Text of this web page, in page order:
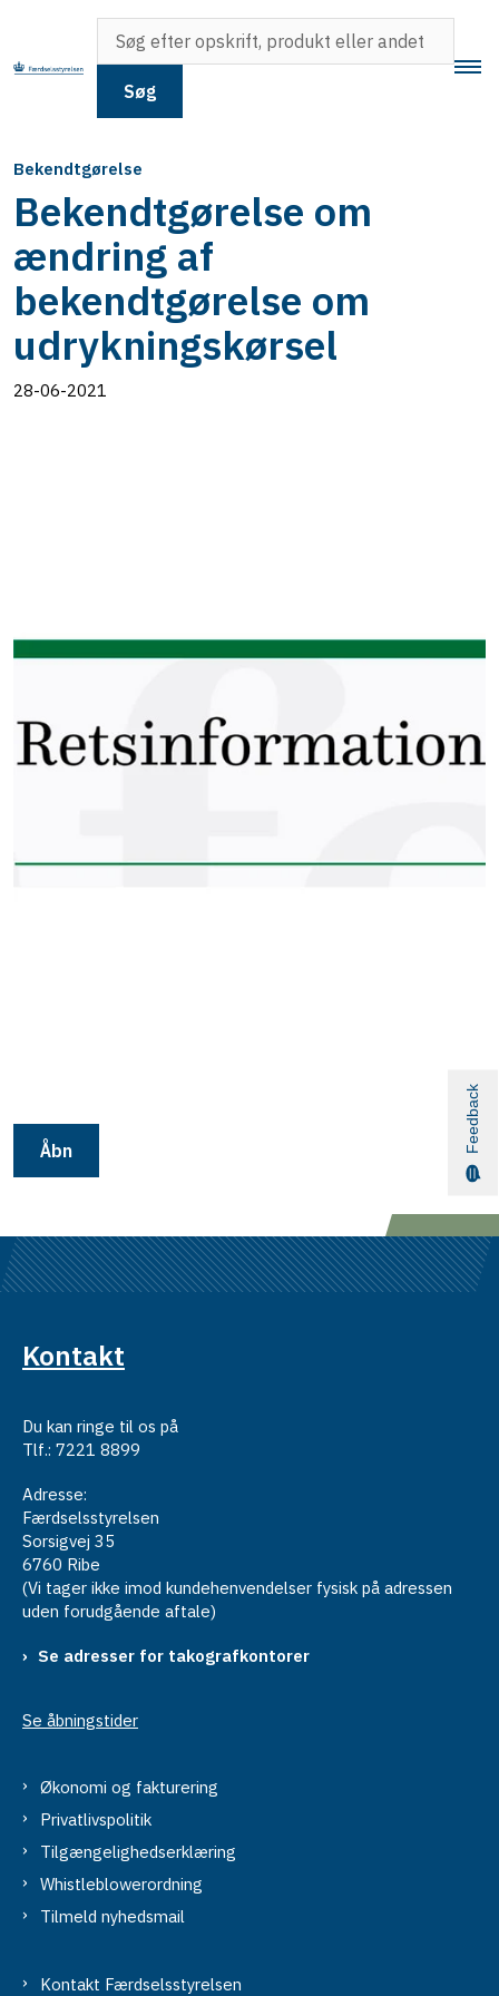
Søg
Bekendtgørelse
Bekendtgørelse om
ændring af
bekendtgørelse om
udrykningskørsel
28-06-2021
Åbn
Kontakt
Du kan ringe til os på
Tlf.: 7221 8899
Adresse:
Færdselsstyrelsen
Sorsigvej 35
6760 Ribe
(Vi tager ikke imod kundehenvendelser fysisk på adressen
uden forudgående aftale)
Se adresser for takografkontorer
Se åbningstider
Økonomi og fakturering
Privatlivspolitik
Tilgængelighedserklæring
Whistleblowerordning
Tilmeld nyhedsmail
Kontakt Færdselsstyrelsen
Feedback